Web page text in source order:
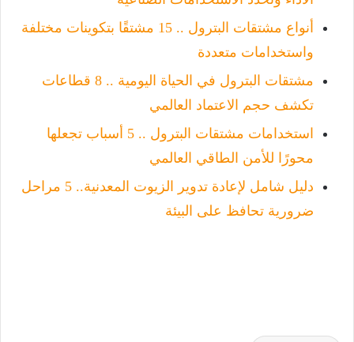
أنواع مشتقات البترول .. 15 مشتقًا بتكوينات مختلفة
واستخدامات متعددة
مشتقات البترول في الحياة اليومية .. 8 قطاعات
تكشف حجم الاعتماد العالمي
استخدامات مشتقات البترول .. 5 أسباب تجعلها
محورًا للأمن الطاقي العالمي
دليل شامل لإعادة تدوير الزيوت المعدنية.. 5 مراحل
ضرورية تحافظ على البيئة